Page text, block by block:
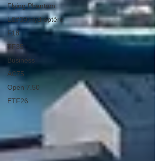
Flying Phantom
L&#39;Hydroptère
F18
TF35
Business
AC75
Open 7.50
ETF26